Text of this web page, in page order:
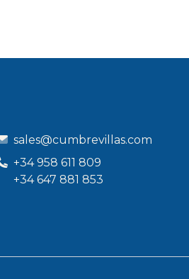
sales@cumbrevillas.com
+34 958 611 809
+34 647 881 853